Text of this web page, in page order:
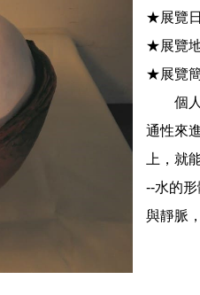
★展覽日
★展覽
★展覽簡
個
通性來
上，就
--水的
與靜脈